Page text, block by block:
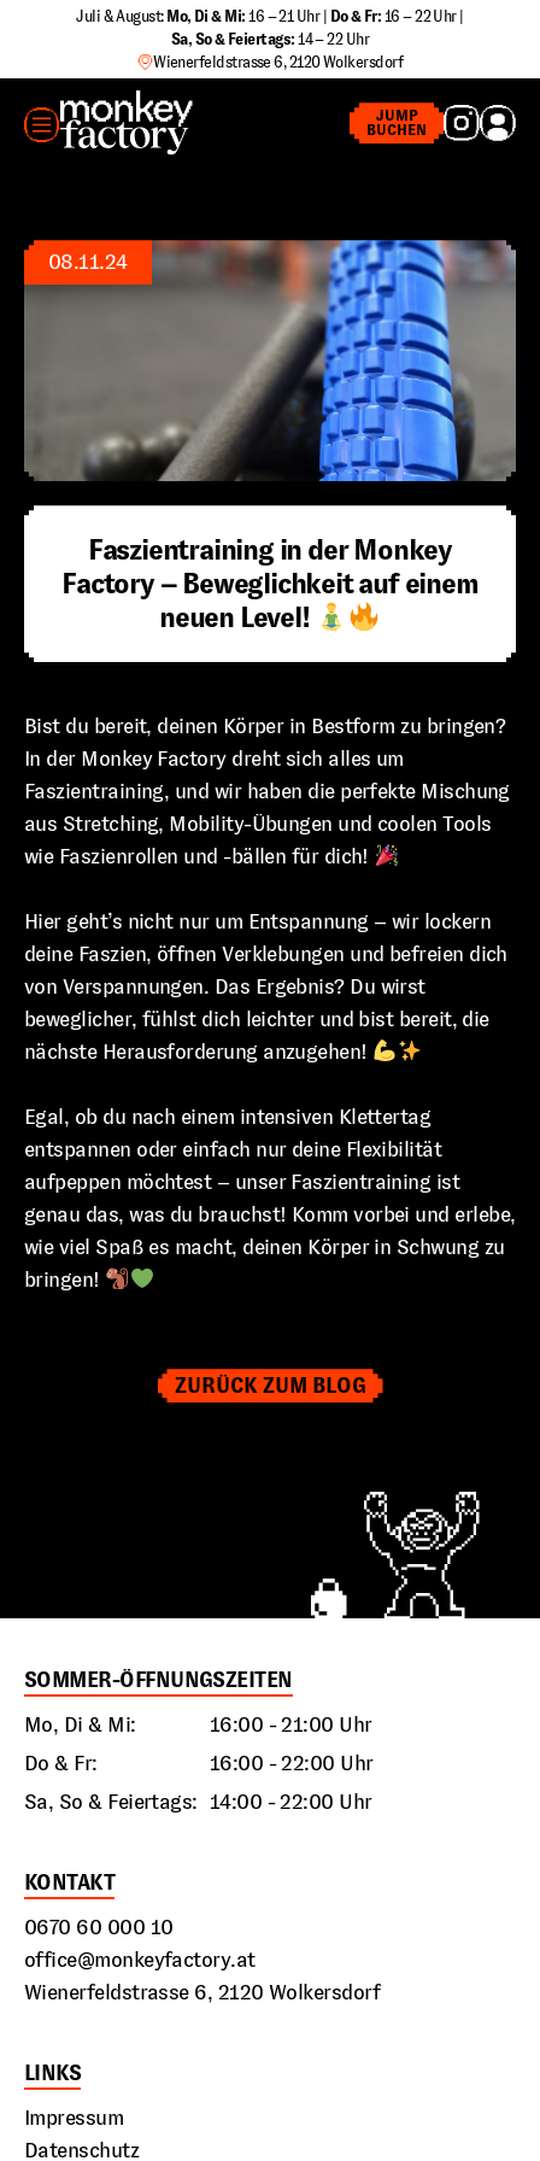
springen
Juli & August: Mo, Di & Mi: 16 – 21 Uhr | Do & Fr: 16 – 22 Uhr |
Sa, So & Feiertags: 14 – 22 Uhr
Wienerfeldstrasse 6, 2120 Wolkersdorf
JUMP
BUCHEN
MENÜ
08.11.24
Faszientraining in der Monkey
Factory – Beweglichkeit auf einem
neuen Level!
Bist du bereit, deinen Körper in Bestform zu bringen?
In der Monkey Factory dreht sich alles um
Faszientraining, und wir haben die perfekte Mischung
aus Stretching, Mobility-Übungen und coolen Tools
wie Faszienrollen und -bällen für dich!
Hier geht’s nicht nur um Entspannung – wir lockern
deine Faszien, öffnen Verklebungen und befreien dich
von Verspannungen. Das Ergebnis? Du wirst
beweglicher, fühlst dich leichter und bist bereit, die
nächste Herausforderung anzugehen!
Egal, ob du nach einem intensiven Klettertag
entspannen oder einfach nur deine Flexibilität
aufpeppen möchtest – unser Faszientraining ist
genau das, was du brauchst! Komm vorbei und erlebe,
wie viel Spaß es macht, deinen Körper in Schwung zu
bringen!
ZURÜCK ZUM BLOG
SOMMER-ÖFFNUNGSZEITEN
Mo, Di & Mi:
16:00 - 21:00 Uhr
Do & Fr:
16:00 - 22:00 Uhr
Sa, So & Feiertags: 14:00 - 22:00 Uhr
KONTAKT
0670 60 000 10
office@monkeyfactory.at
Wienerfeldstrasse 6, 2120 Wolkersdorf
LINKS
Impressum
Datenschutz